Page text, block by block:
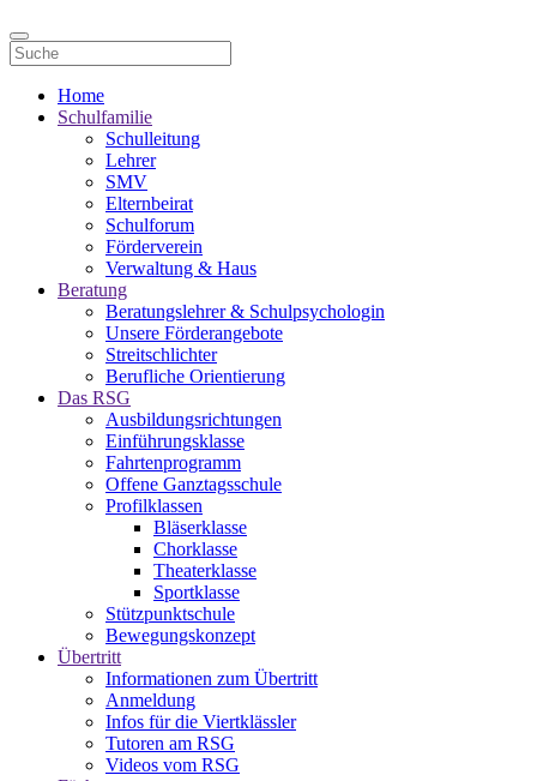
Home
Schulfamilie
Schulleitung
Lehrer
SMV
Elternbeirat
Schulforum
Förderverein
Verwaltung & Haus
Beratung
Beratungslehrer & Schulpsychologin
Unsere Förderangebote
Streitschlichter
Berufliche Orientierung
Das RSG
Ausbildungsrichtungen
Einführungsklasse
Fahrtenprogramm
Offene Ganztagsschule
Profilklassen
Bläserklasse
Chorklasse
Theaterklasse
Sportklasse
Stützpunktschule
Bewegungskonzept
Übertritt
Informationen zum Übertritt
Anmeldung
Infos für die Viertklässler
Tutoren am RSG
Videos vom RSG